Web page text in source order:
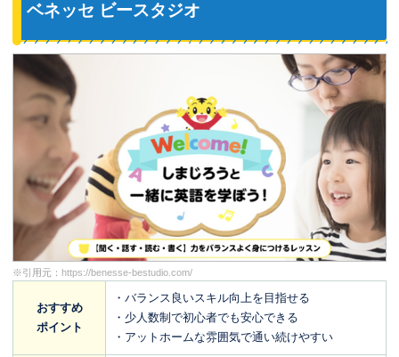
ベネッセ ビースタジオ
※引用元： https://benesse-bestudio.com/
おすすめ
ポイント
・バランス良いスキル向上を目指せる
・少人数制で初心者でも安心できる
・アットホームな雰囲気で通い続けやすい